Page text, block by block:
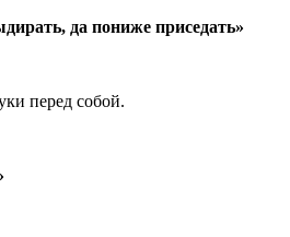
да пониже приседать»
перед собой.